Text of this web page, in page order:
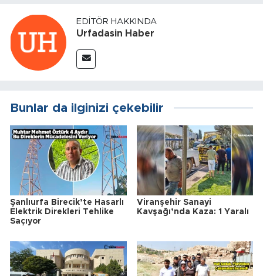
EDITÖR HAKKINDA
Urfadasin Haber
Bunlar da ilginizi çekebilir
Şanlıurfa Birecik’te Hasarlı
Elektrik Direkleri Tehlike
Saçıyor
Viranşehir Sanayi
Kavşağı’nda Kaza: 1 Yaralı